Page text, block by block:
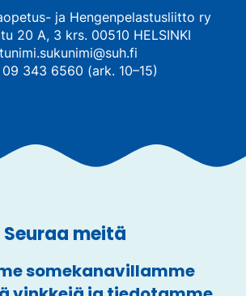
ja Hengenpelastusliitto ry
20 A, 3 krs. 00510 HELSINKI
09 343 6560 (ark. 10–15)
Seuraa meitä
somekanavillamme